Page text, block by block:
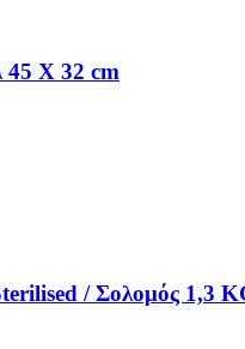
45 Χ 32 cm
/ Σολομός 1,3